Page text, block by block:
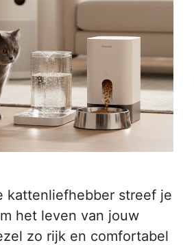
kattenliefhebber streef je
het leven van jouw
zo rijk en comfortabel